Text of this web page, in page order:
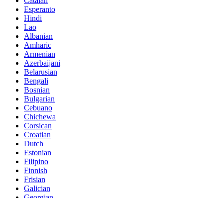
Esperanto
Hindi
Lao
Albanian
Amharic
Armenian
Azerbaijani
Belarusian
Bengali
Bosnian
Bulgarian
Cebuano
Chichewa
Corsican
Croatian
Dutch
Estonian
Filipino
Finnish
Frisian
Galician